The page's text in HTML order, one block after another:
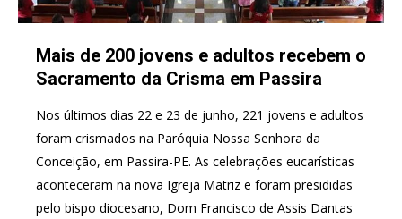
Mais de 200 jovens e adultos recebem o
Sacramento da Crisma em Passira
Nos últimos dias 22 e 23 de junho, 221 jovens e adultos
foram crismados na Paróquia Nossa Senhora da
Conceição, em Passira-PE. As celebrações eucarísticas
aconteceram na nova Igreja Matriz e foram presididas
pelo bispo diocesano, Dom Francisco de Assis Dantas